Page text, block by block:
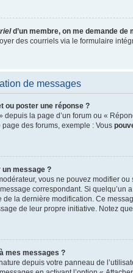
d’un membre, on me demande de
des courriels via le formulaire
de messages
ou poster une réponse ?
la page d’un forum ou «
des forums, exemple : Vous
message ?
vous ne pouvez modifier
correspondant. Si quelqu’un
de la dernière modification. Ce
de leur propre initiative. Notez
mes messages ?
depuis votre panneau de